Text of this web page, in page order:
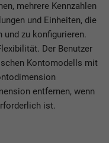
mehrere Kennzahlen
und Einheiten, die
und zu konfigurieren.
Der Benutzer
Kontomodells mit
entfernen, wenn
ist.